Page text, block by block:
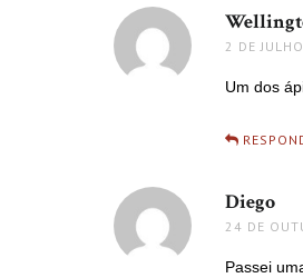
2 DE
Um dos
Diego
24 DE
Passei